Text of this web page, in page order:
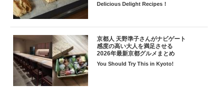
Delicious Delight Recipes！
京都人 天野準子さんがナビゲート
感度の高い大人を満足させる
2026年最新京都グルメまとめ
You Should Try This in Kyoto!